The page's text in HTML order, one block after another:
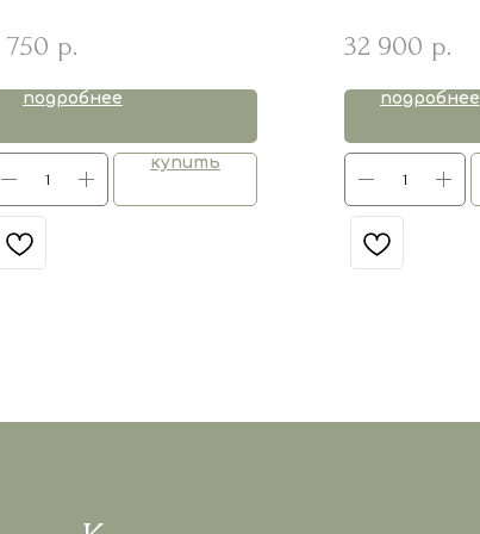
750 р.
подробнее
купить
32 900 р.
подробнее